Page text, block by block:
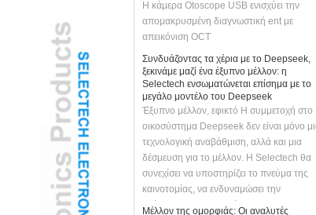
απομακρυσμένη διαγνωστική ent με
απεικόνιση OCT
Συνδυάζοντας τα χέρια με το Deepseek,
ξεκινάμε μαζί ένα έξυπνο μέλλον: η
Selectech ενσωματώνεται επίσημα με το
μεγάλο μοντέλο του Deepseek
Έξυπνο μέλλον, εφικτό Η συμμετοχή στο
οικοσύστημα Deepseek δεν είναι μόνο μια
τεχνολογική αναβάθμιση, αλλά και μια
δέσμευση για το μέλλον. Η Selectech θα
συνεχίσει να υποστηρίζει το πνεύμα της
καινοτομίας, να ενδυναμώσει την
ανάπτυξη των επιχειρήσεων με την
τεχνολογία AI και να φέρει τους πελάτες
Μέλλον της ομορφιάς: Οι αναλυτές
δέρματος με δυνατότητα WIFI